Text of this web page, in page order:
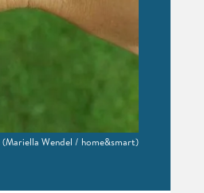
(Mariella Wendel / home&smart)